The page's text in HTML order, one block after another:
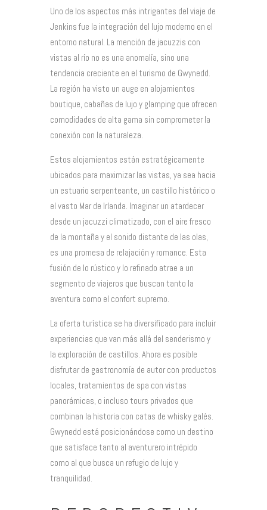
Uno de los aspectos más intrigantes del viaje de
Jenkins fue la integración del lujo moderno en el
entorno natural. La mención de jacuzzis con
vistas al río no es una anomalía, sino una
tendencia creciente en el turismo de Gwynedd.
La región ha visto un auge en alojamientos
boutique, cabañas de lujo y glamping que ofrecen
comodidades de alta gama sin comprometer la
conexión con la naturaleza.
Estos alojamientos están estratégicamente
ubicados para maximizar las vistas, ya sea hacia
un estuario serpenteante, un castillo histórico o
el vasto Mar de Irlanda. Imaginar un atardecer
desde un jacuzzi climatizado, con el aire fresco
de la montaña y el sonido distante de las olas,
es una promesa de relajación y romance. Esta
fusión de lo rústico y lo refinado atrae a un
segmento de viajeros que buscan tanto la
aventura como el confort supremo.
La oferta turística se ha diversificado para incluir
experiencias que van más allá del senderismo y
la exploración de castillos. Ahora es posible
disfrutar de gastronomía de autor con productos
locales, tratamientos de spa con vistas
panorámicas, o incluso tours privados que
combinan la historia con catas de whisky galés.
Gwynedd está posicionándose como un destino
que satisface tanto al aventurero intrépido
como al que busca un refugio de lujo y
tranquilidad.